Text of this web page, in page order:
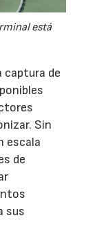
está
captura de
Sin
escala
de
sus